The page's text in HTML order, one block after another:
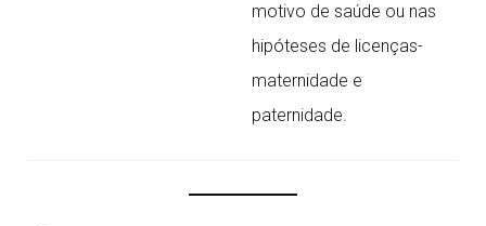
motivo de saúde ou nas
hipóteses de licenças-
maternidade e
paternidade.